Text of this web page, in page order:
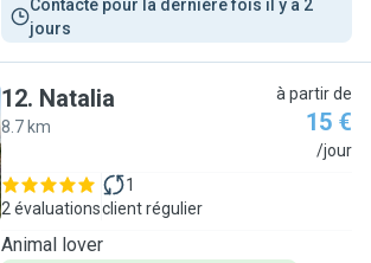
Contacté pour la dernière fois il y a 2
jours
12. Natalia
8.7 km
à partir de
15 €
/jour
2 évaluations
1
client régulier
Animal lover